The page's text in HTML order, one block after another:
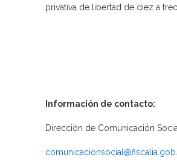
privativa de libertad de diez a
Información de contacto:
Dirección de Comunicación